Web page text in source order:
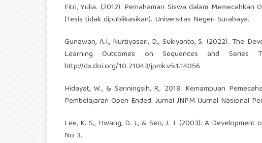
Fitri, Yulia. (2012). Pemahaman Siswa dalam
(Tesis tidak dipublikasikan). Universitas Negeri Surabaya.
Gunawan, A.I., Nurtiyasari, D., Sukiyanto, S. (2022). The
Learning Outcomes on Sequences and Series
http://dx.doi.org/10.21043/jpmk.v5i1.14056
Hidayat, W., & Sariningsih, R,. 2018. Kemampuan
Pembelajaran Open Ended. Jurnal JNPM (Jurnal Nasional
Lee, K. S., Hwang, D. J., & Seo, J. J. (2003). A
No 3.